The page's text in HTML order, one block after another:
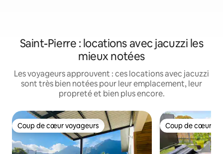
Saint-Pierre : locations avec jacuzzi les
mieux notées
Les voyageurs approuvent : ces locations avec jacuzzi
sont très bien notées pour leur emplacement, leur
propreté et bien plus encore.
Coup de cœur voyageurs
Coup de cœur voyageurs Coup de cœur
Coup de cœur